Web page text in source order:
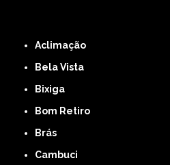
Aclimação
Bela Vista
Bixiga
Bom Retiro
Brás
Cambuci